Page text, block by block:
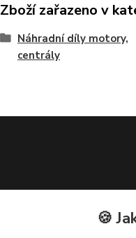
Zboží zařazeno v
Náhradní díly motory,
centrály
🍪